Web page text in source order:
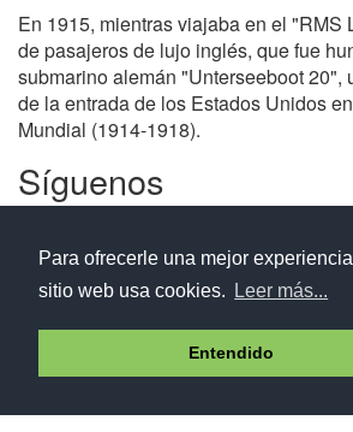
Para ofrecerle una mejor
sitio web usa cookies.
Leer más...
Entendido
En 1915, mientras viajaba en el "RMS
de pasajeros de lujo inglés, que fue
submarino alemán "Unterseeboot 20",
de la entrada de los Estados Unidos
Mundial (1914-1918).
Síguenos
Aviso legal